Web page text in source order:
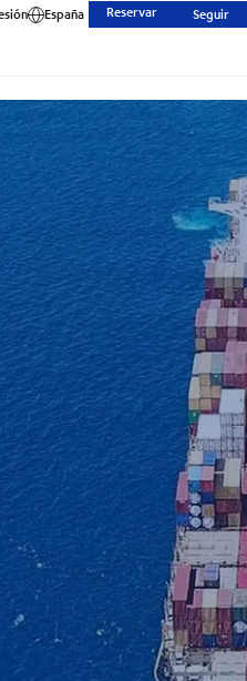
España Reservar Seguir